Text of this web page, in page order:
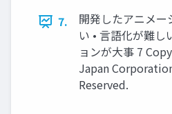
7.
開発したアニメー
い • 言語化が難
ョンが大事 7
Japan
Reserved.